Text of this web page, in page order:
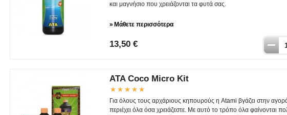
και μαγνήσιο που χρειάζονται τα φυτά σας.
» Μάθετε περισσότερα
13,50 €
ATA Coco Micro Kit
Για όλους τους αρχάριους κηπουρούς η Atami βγάζει στην
περιέχει όλα όσα χρειάζεστε. Με αυτό το τρόπο όλα φαίνονται